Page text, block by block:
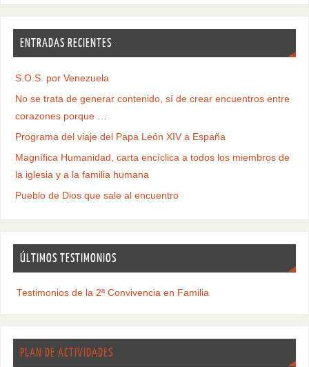
ENTRADAS RECIENTES
S.O.S. por Venezuela
No se trata de generar contenido, sí de crear encuentros entre
corazones porque …
Programa del viaje del Papa León XIV a España
Magnífica Humanidad, carta encíclica a todos los miembros de
la iglesia y a la familia humana
Pueblo de Dios que sale al encuentro
ÚLTIMOS TESTIMONIOS
Testimonios de la 2ª Convivencia en Familia
PLAN DE ACTIVIDADES